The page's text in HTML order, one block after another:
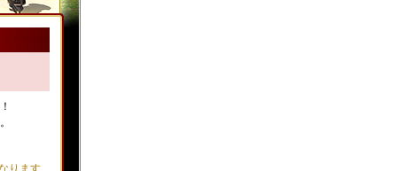
ります